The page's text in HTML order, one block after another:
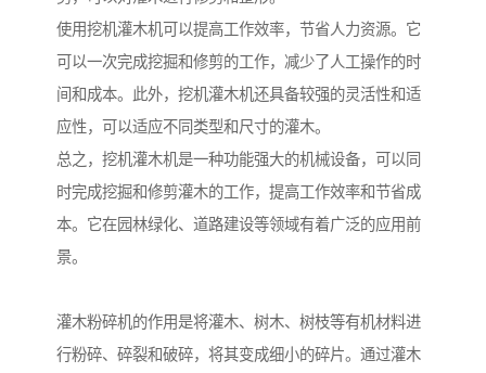
使用挖机灌木机可以提高工作效率，节省人力资源。它
可以一次完成挖掘和修剪的工作，减少了人工操作的时
间和成本。此外，挖机灌木机还具备较强的灵活性和适
应性，可以适应不同类型和尺寸的灌木。
总之，挖机灌木机是一种功能强大的机械设备，可以同
时完成挖掘和修剪灌木的工作，提高工作效率和节省成
本。它在园林绿化、道路建设等领域有着广泛的应用前
景。
灌木粉碎机的作用是将灌木、树木、树枝等有机材料进
行粉碎、碎裂和破碎，将其变成细小的碎片。通过灌木